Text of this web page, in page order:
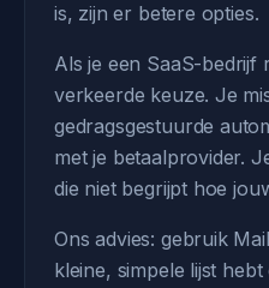
is, zijn er betere opties.
Als je een SaaS-bedrijf
verkeerde keuze. Je
gedragsgestuurde
met je betaalprovider.
die niet begrijpt hoe
Ons advies: gebruik
kleine, simpele lijst